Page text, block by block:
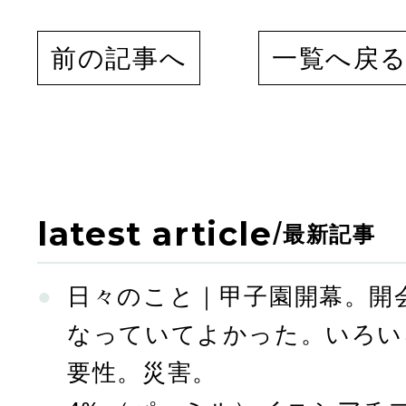
前の記事へ 一覧へ戻
latest article/最新記事
日々のこと｜甲子園開幕。
なっていてよかった。いろ
要性。災害。